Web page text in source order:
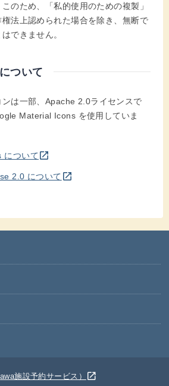
のため、「私的使用のための複製」
法上認められた場合を除き、無断で
できません。
ついて
は一部、Apache 2.0ライセンスで
Material Icons を使用していま
についてopen_in_new
2.0 について open_in_new
施設予約サービス） open_in_new